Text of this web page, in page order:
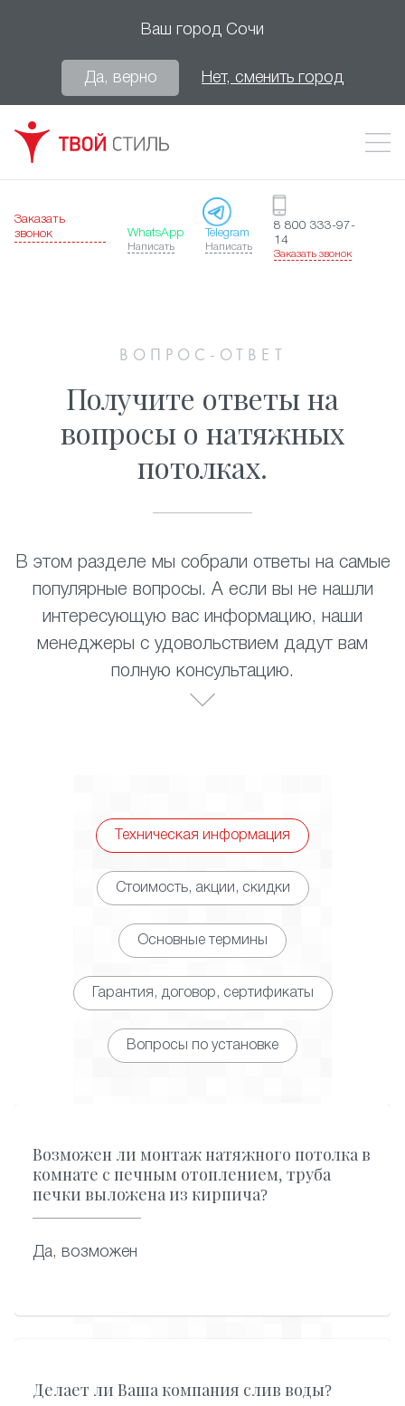
Ваш город Сочи
Да, верно Нет, сменить город
Заказать
звонок
WhatsApp
Написать
Telegram
Написать
8 800 333-97-
14
Заказать звонок
ВОПРОС-ОТВЕТ
Получите ответы на
вопросы о натяжных
потолках.
В этом разделе мы собрали ответы на самые
популярные вопросы. А если вы не нашли
интересующую вас информацию, наши
менеджеры с удовольствием дадут вам
полную консультацию.
Техническая информация
Стоимость, акции, скидки
Основные термины
Гарантия, договор, сертификаты
Вопросы по установке
Возможен ли монтаж натяжного потолка в
комнате с печным отоплением, труба
печки выложена из кирпича?
Да, возможен
Делает ли Ваша компания слив воды?